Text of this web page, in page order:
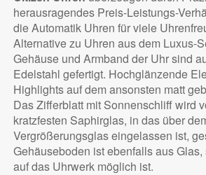
herausragendes Preis-Leistungs-
die Automatik Uhren für viele
Alternative zu Uhren aus dem Luxus-
Gehäuse und Armband der Uhr sind
Edelstahl gefertigt. Hochglänzende
Highlights auf dem ansonsten matt
Das Zifferblatt mit Sonnenschliff wird
kratzfesten Saphirglas, in das über
Vergrößerungsglas eingelassen ist,
Gehäuseboden ist ebenfalls aus
auf das Uhrwerk möglich ist.